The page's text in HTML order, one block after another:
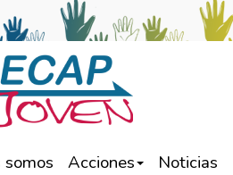
somos Acciones Noticias